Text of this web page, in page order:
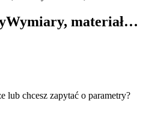
Wymiary, materiał…
lub chcesz zapytać o parametry?